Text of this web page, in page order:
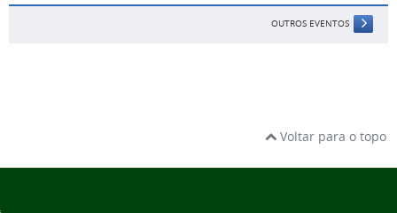
OUTROS EVENTOS
Voltar para o topo